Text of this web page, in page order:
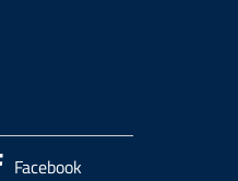
Facebook